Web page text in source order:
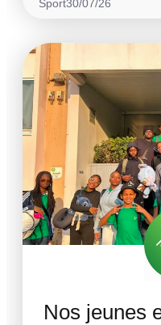
Sport30/07/26
Nos jeunes